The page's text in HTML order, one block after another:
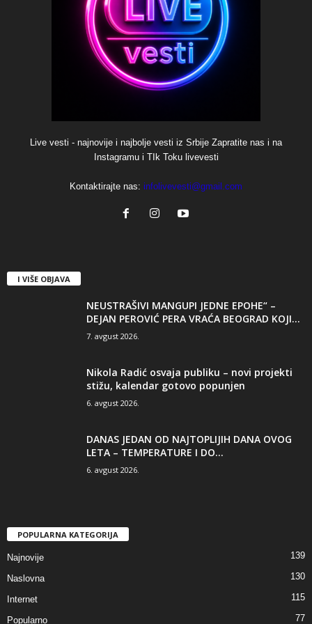
Live vesti - najnovije i najbolje vesti iz Srbije Zapratite nas i na
Instagramu i TIk Toku livevesti
Kontaktirajte nas: infolivevesti@gmail.com
I VIŠE OBJAVA
NEUSTRAŠIVI MANGUPI JEDNE EPOHE“ –
DEJAN PEROVIĆ PERA VRAĆA BEOGRAD KOJI...
7. avgust 2026.
Nikola Radić osvaja publiku – novi projekti
stižu, kalendar gotovo popunjen
6. avgust 2026.
DANAS JEDAN OD NAJTOPLIJIH DANA OVOG
LETA – TEMPERATURE I DO...
6. avgust 2026.
POPULARNA KATEGORIJA
Najnovije 139
Naslovna 130
Internet 115
Popularno 77